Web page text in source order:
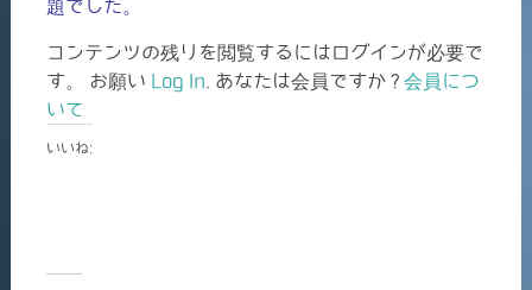
題でした。
コンテンツの残りを閲覧するにはログインが必要で
す。 お願い Log In . あなたは会員ですか ? 会員につ
いて
いいね: